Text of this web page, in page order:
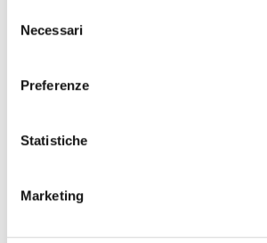
delNecessari
Preferenze
Statistiche
Marketing
Collezione
Per
Descrizione